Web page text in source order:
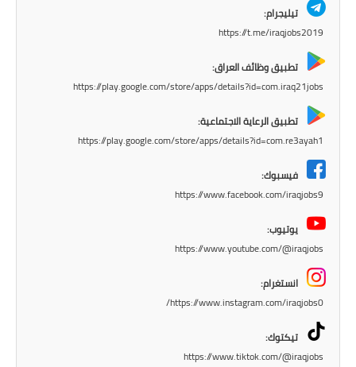
المرحلة الاعدادية
الطقس
تيليجرام:
https://t.me/iraqjobs2019
تطبيق وظائف العراق:
https://play.google.com/store/apps/details?id=com.iraq21jobs
تطبيق الرعاية الاجتماعية:
https://play.google.com/store/apps/details?id=com.re3ayah1
فيسبوك:
https://www.facebook.com/iraqjobs9
يوتيوب:
https://www.youtube.com/@iraqjobs
انستغرام:
https://www.instagram.com/iraqjobs0/
تيكتوك:
https://www.tiktok.com/@iraqjobs